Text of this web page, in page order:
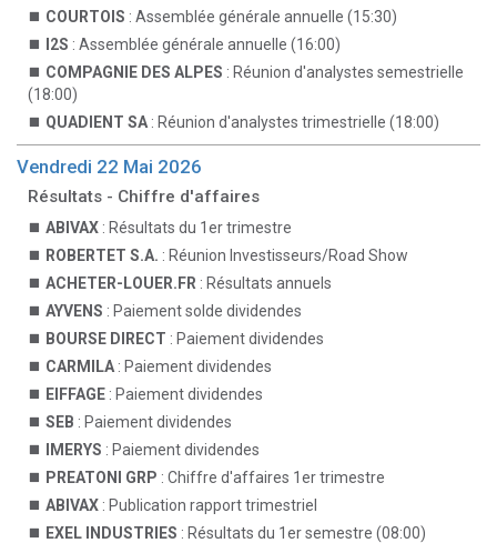
COURTOIS : Assemblée générale annuelle (15:30)
I2S : Assemblée générale annuelle (16:00)
COMPAGNIE DES ALPES : Réunion d'analystes semestrielle
(18:00)
QUADIENT SA : Réunion d'analystes trimestrielle (18:00)
Vendredi 22 Mai 2026
Résultats - Chiffre d'affaires
ABIVAX : Résultats du 1er trimestre
ROBERTET S.A. : Réunion Investisseurs/Road Show
ACHETER-LOUER.FR : Résultats annuels
AYVENS : Paiement solde dividendes
BOURSE DIRECT : Paiement dividendes
CARMILA : Paiement dividendes
EIFFAGE : Paiement dividendes
SEB : Paiement dividendes
IMERYS : Paiement dividendes
PREATONI GRP : Chiffre d'affaires 1er trimestre
ABIVAX : Publication rapport trimestriel
EXEL INDUSTRIES : Résultats du 1er semestre (08:00)